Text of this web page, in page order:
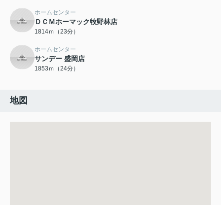
ホームセンター
ＤＣＭホーマック牧野林店
1814ｍ（23分）
ホームセンター
サンデー 盛岡店
1853ｍ（24分）
地図